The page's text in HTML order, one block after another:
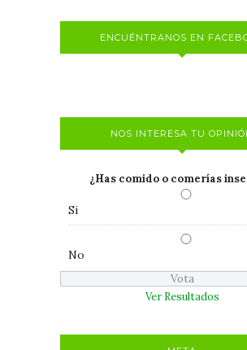
ENCUÉNTRANOS EN
NOS INTERESA TU
¿Has comido o comerías
Si
No
Ver Resultados